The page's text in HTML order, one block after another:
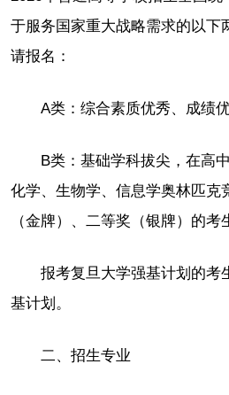
于服务国家重大战略需求的以下
请报名：
A类：综合素质优秀、成绩
B类：基础学科拔尖，在高
化学、生物学、信息学奥林匹克
（金牌）、二等奖（银牌）的考
报考复旦大学强基计划的考
基计划。
二、招生专业